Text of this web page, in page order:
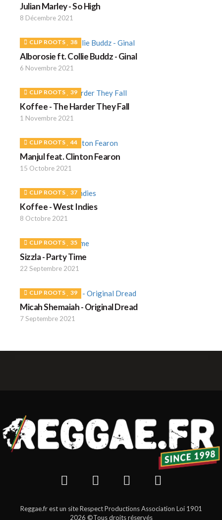
Julian Marley - So High
8 Décembre 2021
CLIP ROOTS 38
Alborosie ft. Collie Buddz - Ginal
6 Novembre 2021
CLIP ROOTS 39
Koffee - The Harder They Fall
1 Novembre 2021
CLIP ROOTS 44
Manjul feat. Clinton Fearon
15 Octobre 2021
CLIP ROOTS 37
Koffee - West Indies
8 Octobre 2021
CLIP ROOTS 35
Sizzla - Party Time
22 Septembre 2021
CLIP ROOTS 39
Micah Shemaiah - Original Dread
7 Septembre 2021
Reggae.fr est un site Respect Productions Association Loi 1901
2026 ©Tous droits réservés